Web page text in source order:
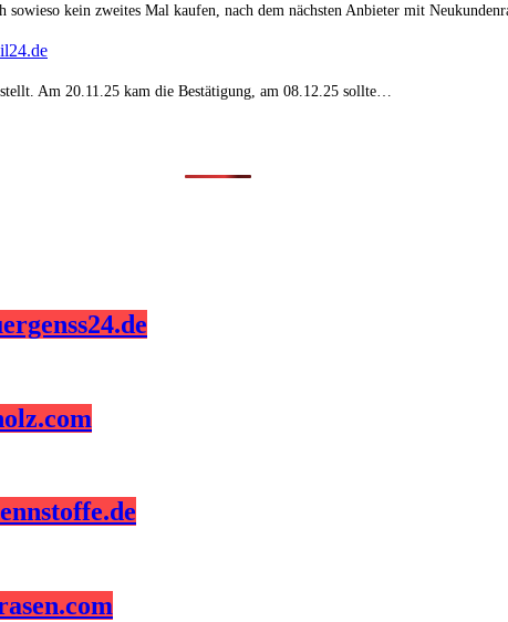
kein zweites Mal kaufen, nach dem nächsten Anbieter mit
Am 20.11.25 kam die Bestätigung, am 08.12.25 sollte…